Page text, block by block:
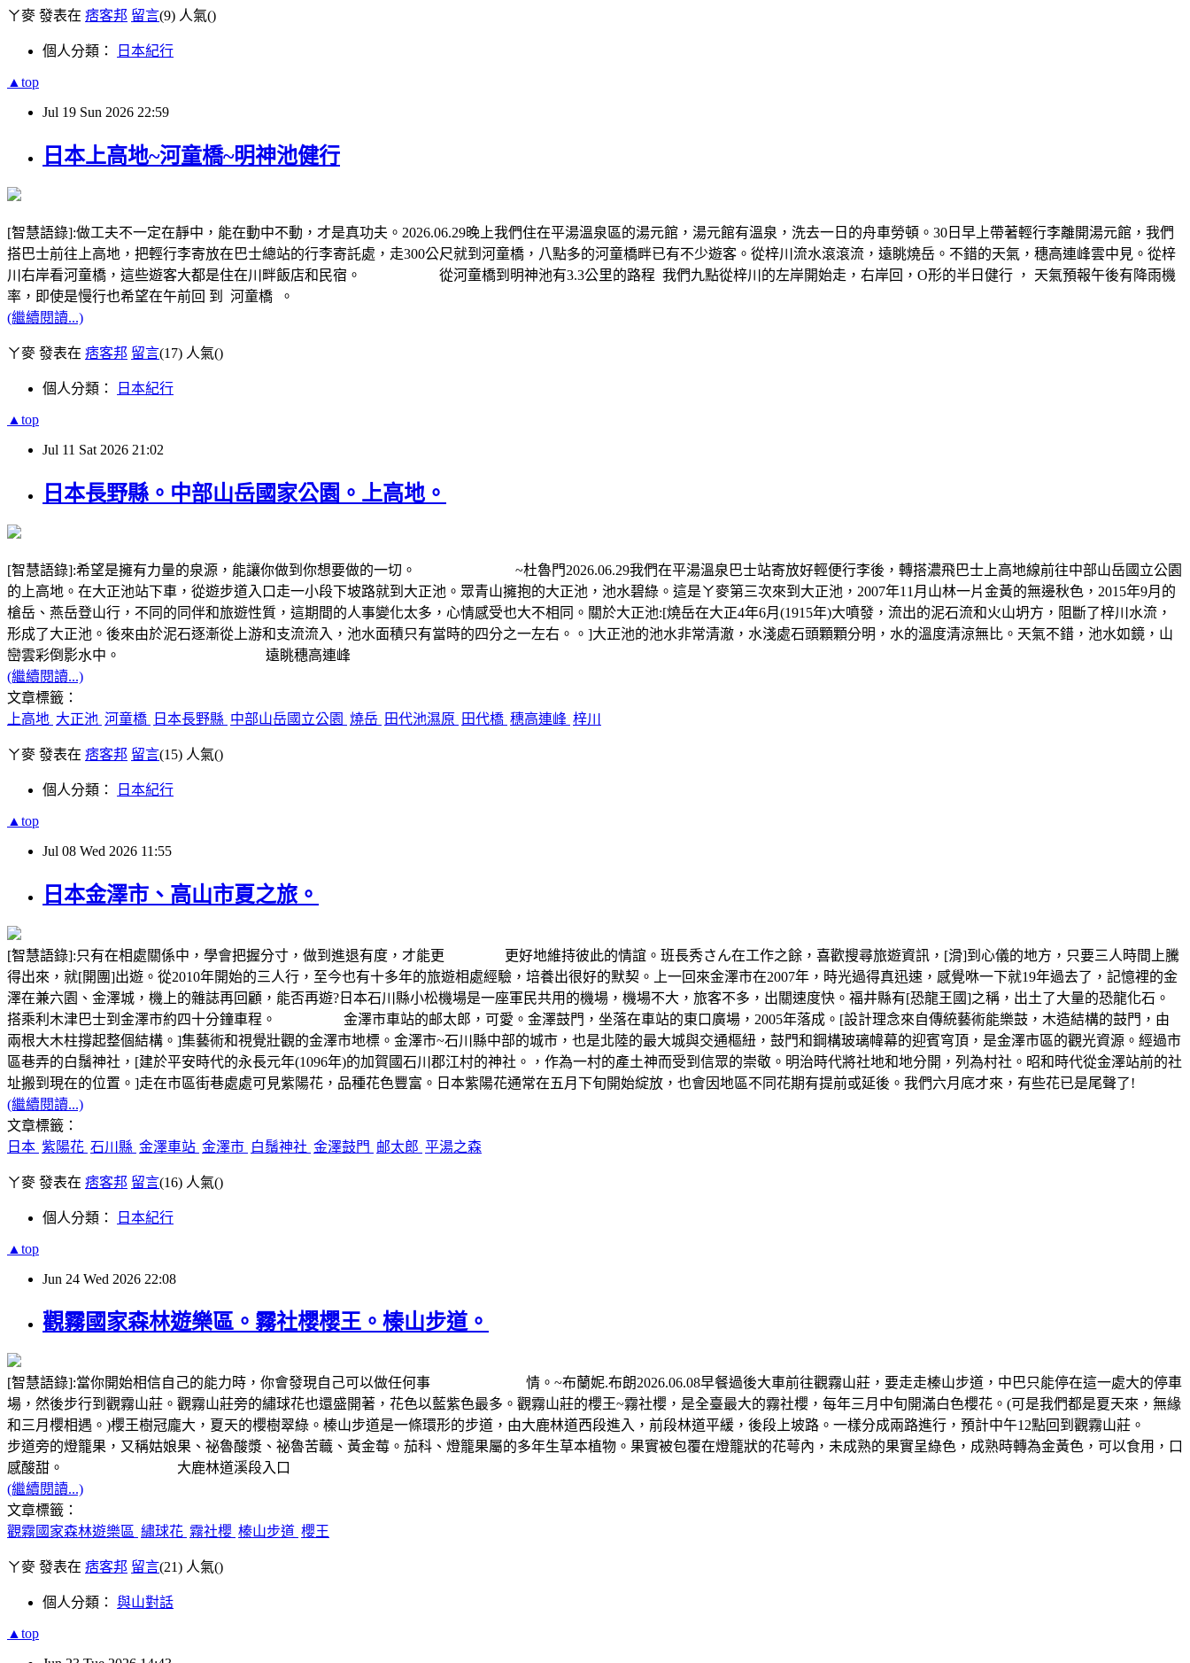
ㄚ麥 發表在 痞客邦 留言(9) 人氣()
個人分類： 日本紀行
▲top
Jul 19 Sun 2026 22:59
日本上高地~河童橋~明神池健行
[智慧語錄]:做工夫不一定在靜中，能在動中不動，才是真功夫。2026.06.29晚上我們住在平湯溫泉區的湯元館，湯元館有溫泉，洗去一日的舟車勞頓。30日早上帶著輕行李離開湯元館，我們
搭巴士前往上高地，把輕行李寄放在巴士總站的行李寄託處，走300公尺就到河童橋，八點多的河童橋畔已有不少遊客。從梓川流水滾滾流，遠眺燒岳。不錯的天氣，穗高連峰雲中見。從梓
川右岸看河童橋，這些遊客大都是住在川畔飯店和民宿。 從河童橋到明神池有3.3公里的路程 我們九點從梓川的左岸開始走，右岸回，O形的半日健行 ， 天氣預報午後有降雨機
率，即使是慢行也希望在午前回 到 河童橋 。
(繼續閱讀...)
ㄚ麥 發表在 痞客邦 留言(17) 人氣()
個人分類： 日本紀行
▲top
Jul 11 Sat 2026 21:02
日本長野縣。中部山岳國家公園。上高地。
[智慧語錄]:希望是擁有力量的泉源，能讓你做到你想要做的一切。 ~杜魯門2026.06.29我們在平湯溫泉巴士站寄放好輕便行李後，轉搭濃飛巴士上高地線前往中部山岳國立公園
的上高地。在大正池站下車，從遊步道入口走一小段下坡路就到大正池。眾青山擁抱的大正池，池水碧綠。這是ㄚ麥第三次來到大正池，2007年11月山林一片金黃的無邊秋色，2015年9月的
槍岳、燕岳登山行，不同的同伴和旅遊性質，這期間的人事變化太多，心情感受也大不相同。關於大正池:[燒岳在大正4年6月(1915年)大噴發，流出的泥石流和火山坍方，阻斷了梓川水流，
形成了大正池。後來由於泥石逐漸從上游和支流流入，池水面積只有當時的四分之一左右。。]大正池的池水非常清澈，水淺處石頭顆顆分明，水的溫度清涼無比。天氣不錯，池水如鏡，山
巒雲彩倒影水中。 遠眺穗高連峰
(繼續閱讀...)
文章標籤：
上高地 大正池 河童橋 日本長野縣 中部山岳國立公園 燒岳 田代池濕原 田代橋 穗高連峰 梓川
ㄚ麥 發表在 痞客邦 留言(15) 人氣()
個人分類： 日本紀行
▲top
Jul 08 Wed 2026 11:55
日本金澤市、高山市夏之旅。
[智慧語錄]:只有在相處關係中，學會把握分寸，做到進退有度，才能更 更好地維持彼此的情誼。班長秀さん在工作之餘，喜歡搜尋旅遊資訊，[滑]到心儀的地方，只要三人時間上騰
得出來，就[開團]出遊。從2010年開始的三人行，至今也有十多年的旅遊相處經驗，培養出很好的默契。上一回來金澤市在2007年，時光過得真迅速，感覺咻一下就19年過去了，記憶裡的金
澤在兼六園、金澤城，機上的雜誌再回顧，能否再遊?日本石川縣小松機場是一座軍民共用的機場，機場不大，旅客不多，出關速度快。福井縣有[恐龍王國]之稱，出土了大量的恐龍化石。
搭乘利木津巴士到金澤市約四十分鐘車程。 金澤市車站的邮太郎，可愛。金澤鼓門，坐落在車站的東口廣場，2005年落成。[設計理念來自傳統藝術能樂鼓，木造結構的鼓門，由
兩根大木柱撐起整個結構。]集藝術和視覺壯觀的金澤市地標。金澤市~石川縣中部的城市，也是北陸的最大城與交通樞紐，鼓門和鋼構玻璃幃幕的迎賓穹頂，是金澤市區的觀光資源。經過市
區巷弄的白鬚神社，[建於平安時代的永長元年(1096年)的加賀國石川郡江村的神社。，作為一村的產土神而受到信眾的崇敬。明治時代將社地和地分開，列為村社。昭和時代從金澤站前的社
址搬到現在的位置。]走在市區街巷處處可見紫陽花，品種花色豐富。日本紫陽花通常在五月下旬開始綻放，也會因地區不同花期有提前或延後。我們六月底才來，有些花已是尾聲了!
(繼續閱讀...)
文章標籤：
日本 紫陽花 石川縣 金澤車站 金澤市 白鬚神社 金澤鼓門 邮太郎 平湯之森
ㄚ麥 發表在 痞客邦 留言(16) 人氣()
個人分類： 日本紀行
▲top
Jun 24 Wed 2026 22:08
觀霧國家森林遊樂區。霧社櫻櫻王。榛山步道。
[智慧語錄]:當你開始相信自己的能力時，你會發現自己可以做任何事 情。~布蘭妮.布朗2026.06.08早餐過後大車前往觀霧山莊，要走走榛山步道，中巴只能停在這一處大的停車
場，然後步行到觀霧山莊。觀霧山莊旁的繡球花也還盛開著，花色以藍紫色最多。觀霧山莊的櫻王~霧社櫻，是全臺最大的霧社櫻，每年三月中旬開滿白色櫻花。(可是我們都是夏天來，無緣
和三月櫻相遇。)櫻王樹冠龐大，夏天的櫻樹翠綠。榛山步道是一條環形的步道，由大鹿林道西段進入，前段林道平緩，後段上坡路。一樣分成兩路進行，預計中午12點回到觀霧山莊。
步道旁的燈籠果，又稱姑娘果、祕魯酸漿、祕魯苦蘵、黃金莓。茄科、燈籠果屬的多年生草本植物。果實被包覆在燈籠狀的花萼內，未成熟的果實呈綠色，成熟時轉為金黃色，可以食用，口
感酸甜。 大鹿林道溪段入口
(繼續閱讀...)
文章標籤：
觀霧國家森林遊樂區 繡球花 霧社櫻 榛山步道 櫻王
ㄚ麥 發表在 痞客邦 留言(21) 人氣()
個人分類： 與山對話
▲top